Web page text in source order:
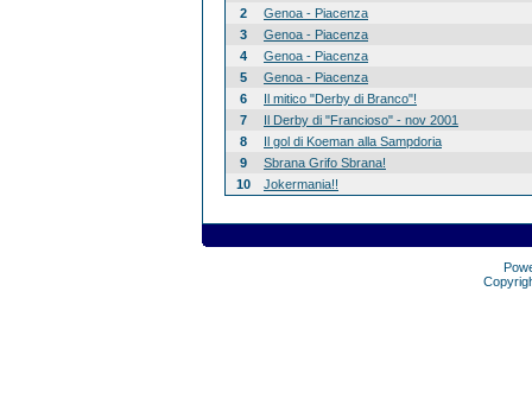
2
Genoa - Piacenza
3
Genoa - Piacenza
4
Genoa - Piacenza
5
Genoa - Piacenza
6
Il mitico "Derby di Branco"!
7
Il Derby di "Francioso" - nov 2001
8
Il gol di Koeman alla Sampdoria
9
Sbrana Grifo Sbrana!
10
Jokermania!!